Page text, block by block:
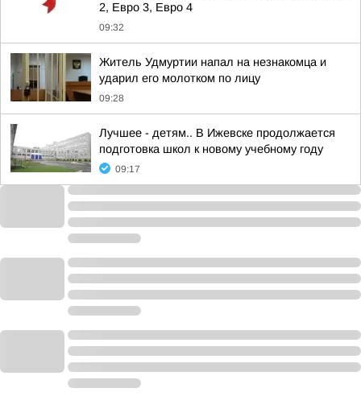
2, Евро 3, Евро 4
09:32
Житель Удмуртии напал на незнакомца и
ударил его молотком по лицу
09:28
Лучшее - детям.. В Ижевске продолжается
подготовка школ к новому учебному году
09:17